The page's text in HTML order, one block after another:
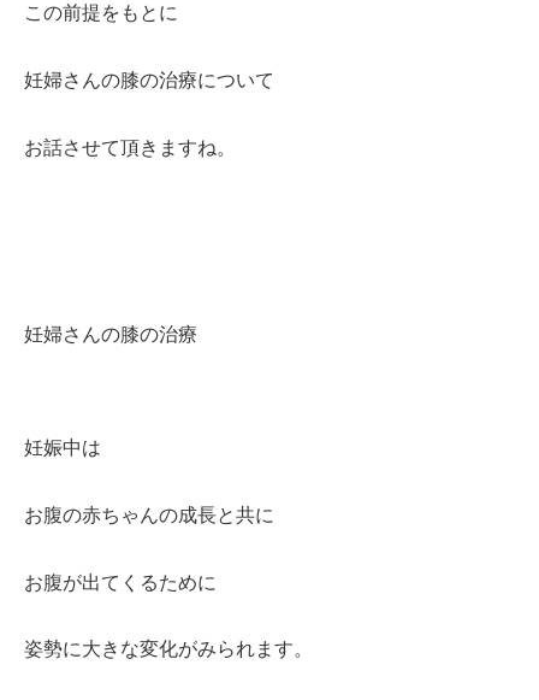
この前提をもとに
妊婦さんの膝の治療について
お話させて頂きますね。
妊婦さんの膝の治療
妊娠中は
お腹の赤ちゃんの成長と共に
お腹が出てくるために
姿勢に大きな変化がみられます。